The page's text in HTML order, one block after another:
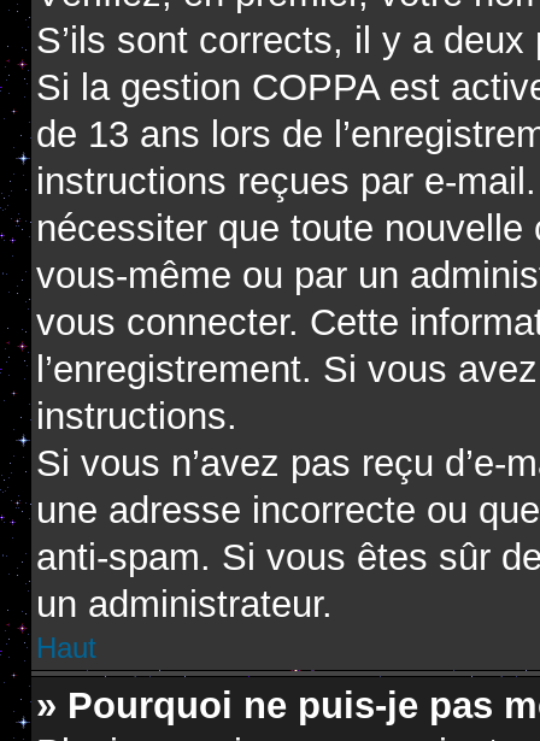
S’ils sont corrects, il y a
Si la gestion COPPA est
de 13 ans lors de
instructions reçues par e-
nécessiter que toute
vous-même ou par un
vous connecter. Cette
l’enregistrement. Si vous
instructions.
Si vous n’avez pas reçu
une adresse incorrecte ou
anti-spam. Si vous êtes sûr
un administrateur.
Haut
» Pourquoi ne puis-je pas